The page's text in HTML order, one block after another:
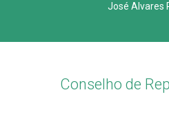
José Alvares
Conselho de